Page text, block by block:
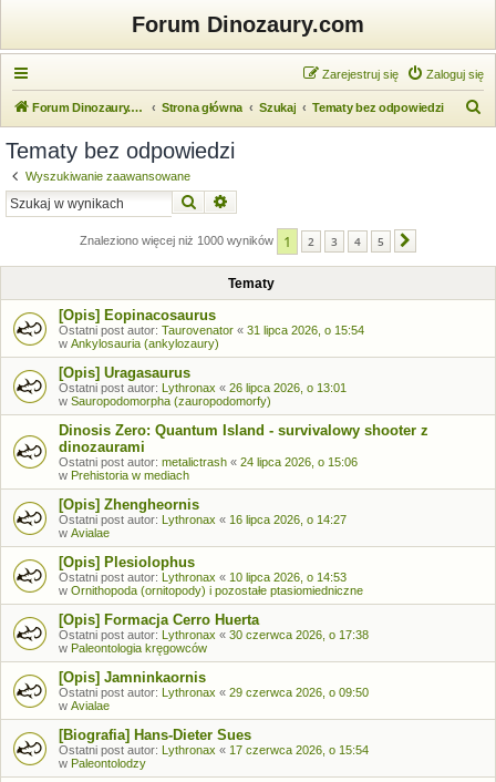
Forum Dinozaury.com
Zaloguj się
Zarejestruj się
Forum Dinozaury.com Strona główna Szukaj Tematy bez odpowiedzi
Tematy bez odpowiedzi
Wyszukiwanie zaawansowane
Szukaj
Znaleziono więcej niż 1000 wyników 1 2 3 4 5
Tematy
[Opis] Eopinacosaurus
Ostatni post autor: Taurovenator « 31 lipca 2026, o 15:54
w Ankylosauria (ankylozaury)
[Opis] Uragasaurus
Ostatni post autor: Lythronax « 26 lipca 2026, o 13:01
w Sauropodomorpha (zauropodomorfy)
Dinosis Zero: Quantum Island - survivalowy shooter z
dinozaurami
Ostatni post autor: metalictrash « 24 lipca 2026, o 15:06
w Prehistoria w mediach
[Opis] Zhengheornis
Ostatni post autor: Lythronax « 16 lipca 2026, o 14:27
w Avialae
[Opis] Plesiolophus
Ostatni post autor: Lythronax « 10 lipca 2026, o 14:53
w Ornithopoda (ornitopody) i pozostałe ptasiomiedniczne
[Opis] Formacja Cerro Huerta
Ostatni post autor: Lythronax « 30 czerwca 2026, o 17:38
w Paleontologia kręgowców
[Opis] Jamninkaornis
Ostatni post autor: Lythronax « 29 czerwca 2026, o 09:50
w Avialae
[Biografia] Hans-Dieter Sues
Ostatni post autor: Lythronax « 17 czerwca 2026, o 15:54
w Paleontolodzy